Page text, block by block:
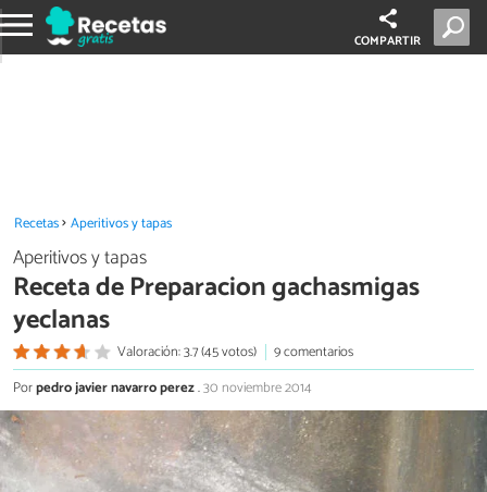
COMPARTIR
Recetas Aperitivos y tapas
Aperitivos y tapas
Receta de Preparacion gachasmigas
yeclanas
Valoración: 3.7 (45 votos)
9 comentarios
Porpedro javier navarro perez.30 noviembre 2014